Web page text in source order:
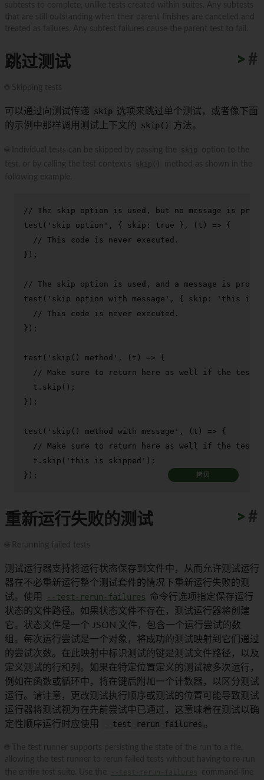
跳过测试 #
>
>
>
>
>
>
>
>
>
>
可以通过向测试传递 skip 选项来跳过单个测试，或者像下面
的示例中那样调用测试上下文的
skip() 方法。
// The skip option is used, but no message is
test ( 'skip option' , { skip : true }, ( t ) => {
// This code is never executed.
});
// The skip option is used, and a message is
test ( 'skip option with message' , { skip :
'this is
// This code is never executed.
});
test ( 'skip() method' , ( t ) => {
// Make sure to return here as well if the test
  t.
skip ();
});
test ( 'skip() method with message' , ( t ) => {
// Make sure to return here as well if the test
  t.
skip ( 'this is skipped' );
});
拷贝
重新运行失败的测试 #
>
>
>
>
>
>
>
>
>
>
测试运行器支持将运行状态保存到文件中，从而允许测试运行
器在不必重新运行整个测试套件的情况下重新运行失败的测
试。使用
--test-rerun-failures 命令行选项指定保存运行
状态的文件路径。如果状态文件不存在，测试运行器将创建
它。状态文件是一个 JSON 文件，包含一个运行尝试的数
组。每次运行尝试是一个对象，将成功的测试映射到它们通过
的尝试次数。在此映射中标识测试的键是测试文件路径，以及
定义测试的行和列。如果在特定位置定义的测试被多次运行，
例如在函数或循环中，将在键后附加一个计数器，以区分测试
运行。请注意，更改测试执行顺序或测试的位置可能导致测试
运行器将测试视为在先前尝试中已通过，这意味着在测试以确
定性顺序运行时应使用
--test-rerun-failures 。